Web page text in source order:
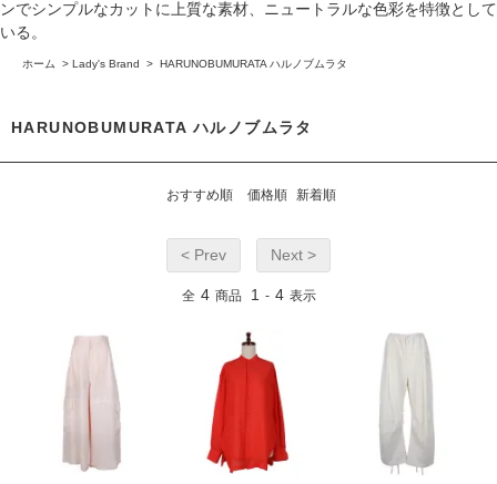
ンでシンプルなカットに上質な素材、ニュートラルな色彩を特徴として
いる。
ホーム > Lady's Brand > HARUNOBUMURATA ハルノブムラタ
HARUNOBUMURATA ハルノブムラタ
おすすめ順 価格順 新着順
< Prev Next >
全 4 商品 1 - 4 表示